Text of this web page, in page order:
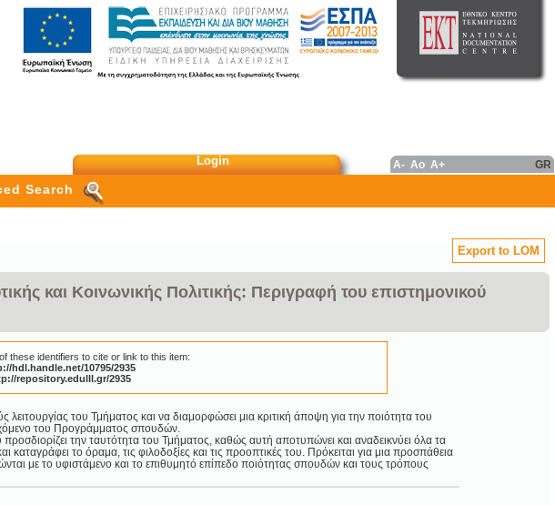
Login A- Ao A+ GR
Search
Export to LOM
και Κοινωνικής Πολιτικής: Περιγραφή του επιστημονικού
these identifiers to cite or link to this item:
hdl.handle.net/10795/2935
repository.edulll.gr/2935
του Τμήματος και να διαμορφώσει μια κριτική άποψη για την ποιότητα του
του Προγράμματος σπουδών.
προσδιορίζει την ταυτότητα του Τμήματος, καθώς αυτή αποτυπώνει και αναδεικνύει όλα τα
καταγράφει το όραμα, τις φιλοδοξίες και τις προοπτικές του. Πρόκειται για μια προσπάθεια
με το υφιστάμενο και το επιθυμητό επίπεδο ποιότητας σπουδών και τους τρόπους